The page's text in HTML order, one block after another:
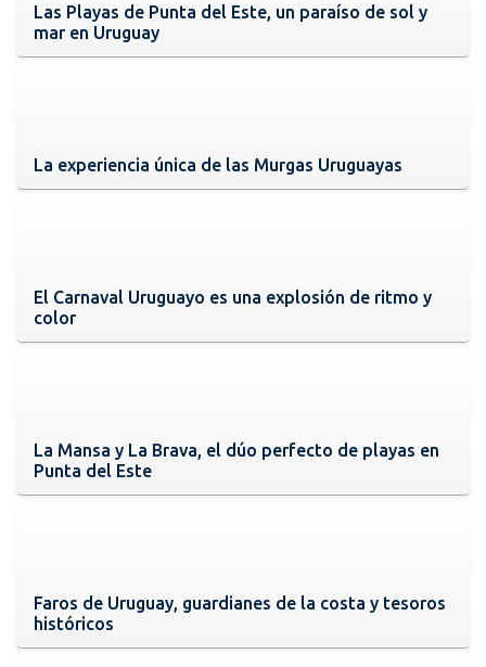
Las Playas de Punta del Este, un paraíso de sol y
mar en Uruguay
La experiencia única de las Murgas Uruguayas
El Carnaval Uruguayo es una explosión de ritmo y
color
La Mansa y La Brava, el dúo perfecto de playas en
Punta del Este
Faros de Uruguay, guardianes de la costa y tesoros
históricos